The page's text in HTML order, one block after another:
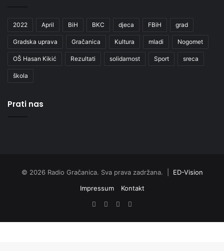
2022 April BiH BKC djeca FBiH grad
Gradska uprava Gračanica Kultura mladi Nogomet
OŠ Hasan Kikić Rezultati solidarnost Sport sreca
škola
Prati nas
© 2026 Radio Gračanica. Sva prava zadržana. | ED-Vision
Impressum
Kontakt